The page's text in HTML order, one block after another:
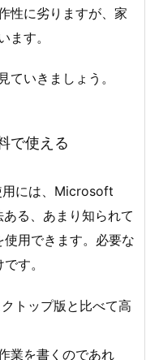
性に劣りますが、家
ます。
ていきましょう。
で使える
には、Microsoft
る、あまり知られて
用できます。必要な
す。
トップ版と比べて高
業を書くのであれ